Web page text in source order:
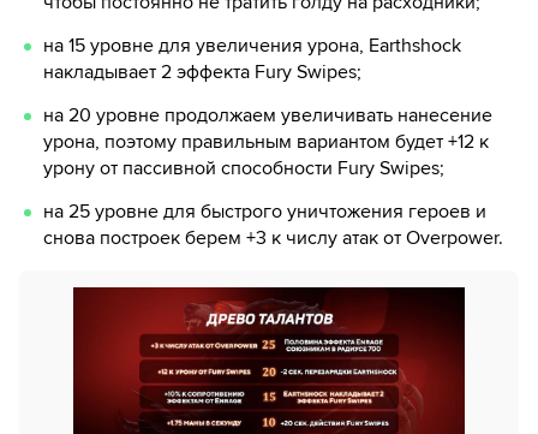
на 15 уровне для увеличения урона, Earthshock
накладывает 2 эффекта Fury Swipes;
на 20 уровне продолжаем увеличивать нанесение
урона, поэтому правильным вариантом будет +12 к
урону от пассивной способности Fury Swipes;
на 25 уровне для быстрого уничтожения героев и
снова построек берем +3 к числу атак от Overpower.